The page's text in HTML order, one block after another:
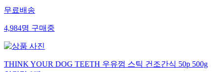
무료배송
4,984명구매중
THINK YOUR DOG TEETH 우유껌 스틱 건조간식 50p 500g